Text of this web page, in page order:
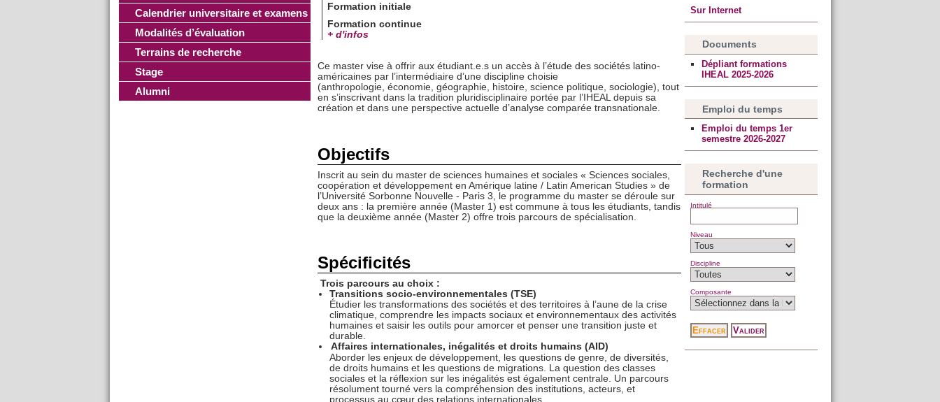
Calendrier universitaire et examens
Modalités d’évaluation
Terrains de recherche
Stage
Alumni
Formation initiale
Formation continue
+ d'infos
Ce master vise à offrir aux étudiant.e.s un accès à l’étude des sociétés latino-
américaines par l’intermédiaire d’une discipline choisie
(anthropologie, économie, géographie, histoire, science politique, sociologie), tout
en s’inscrivant dans la tradition pluridisciplinaire portée par l’IHEAL depuis sa
création et dans une perspective actuelle d’analyse comparée transnationale.
Objectifs
Inscrit au sein du master de sciences humaines et sociales « Sciences sociales,
coopération et développement en Amérique latine / Latin American Studies » de
l’Université Sorbonne Nouvelle - Paris 3, le programme du master se déroule sur
deux ans : la première année (Master 1) est commune à tous les étudiants, tandis
que la deuxième année (Master 2) offre trois parcours de spécialisation.
Spécificités
Trois parcours au choix :
Transitions socio-environnementales (TSE)
Étudier les transformations des sociétés et des territoires à l’aune de la crise
climatique, comprendre les impacts sociaux et environnementaux des activités
humaines et saisir les outils pour amorcer et penser une transition juste et
durable.
Affaires internationales, inégalités et droits humains (AID)
Aborder les enjeux de développement, les questions de genre, de diversités,
de droits humains et les questions de migrations. La question des classes
sociales et la réflexion sur les inégalités est également centrale. Un parcours
résolument tourné vers la compréhension des institutions, acteurs, et
processus au cœur des relations internationales.
Sur Internet
Documents
Dépliant formations
IHEAL 2025-2026
Emploi du temps
Emploi du temps 1er
semestre 2026-2027
Recherche d'une
formation
Intitulé
Niveau
Discipline
Composante